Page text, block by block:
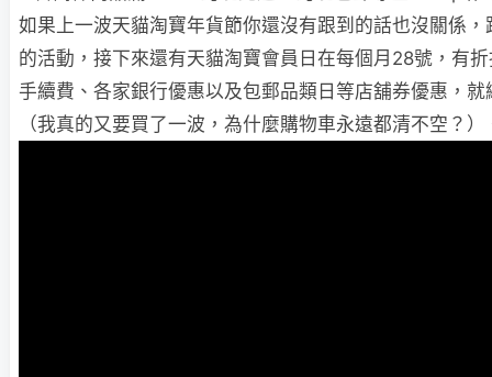
如果上一波天貓淘寶年貨節你還沒有跟到的話也沒關係，
的活動，接下來還有天貓淘寶會員日在每個月28號，有
手續費、各家銀行優惠以及包郵品類日等店舖券優惠，就
（我真的又要買了一波，為什麼購物車永遠都清不空？）